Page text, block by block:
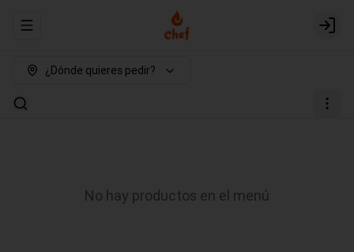
Abrir menu de navegación Login
¿Dónde quieres pedir?
No hay productos en el menú